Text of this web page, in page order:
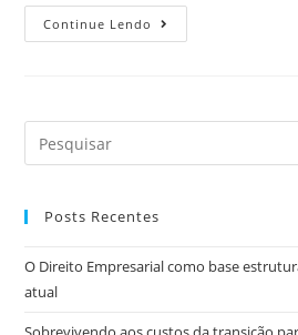
Continue Lendo
Posts Recentes
O Direito Empresarial como base
atual